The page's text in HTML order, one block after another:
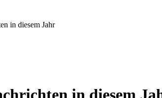
in diesem Jahr
in diesem